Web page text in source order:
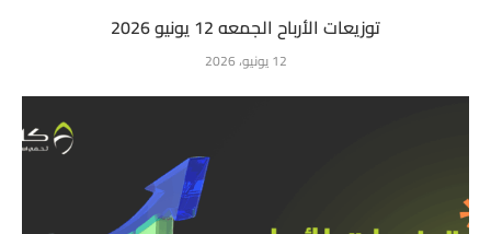
توزيعات الأرباح الجمعه 12 يونيو 2026
12 يونيو، 2026